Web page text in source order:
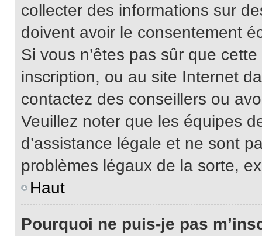
collecter des informations sur
doivent avoir le consentement
Si vous n’êtes pas sûr que
inscription, ou au site Internet
contactez des conseillers ou
Veuillez noter que les équipes
d’assistance légale et ne sont
problèmes légaux de la sorte,
Haut
Pourquoi ne puis-je pas